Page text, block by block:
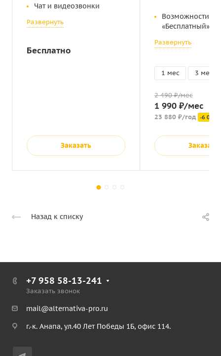
Чат и видеозвонки
Развернуть
Бесплатно
Заказать
Возможности
«Бесплатный»
Развернуть
1 мес 3 мес
2 490 ₽/мес
1 990 ₽/мес
23 880 ₽/год -6 000 ₽
Заказать
Назад к списку
+7 958 58-13-241
Заказать звонок
mail@alternativa-pro.ru
г.-к. Анапа, ул.40 Лет Победы 1Б, офис 114.